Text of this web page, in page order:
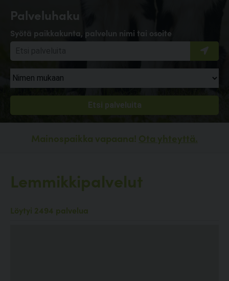
Palveluhaku
Syötä paikkakunta, palvelun nimi tai osoite
Mainospaikka vapaana! Ota yhteyttä.
Lemmikkipalvelut
Löytyi 2494 palvelua